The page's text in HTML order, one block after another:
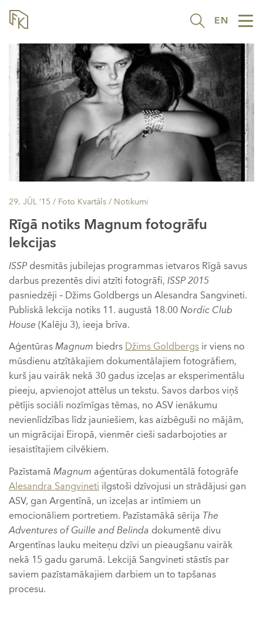
EN
29. JŪL ’15 / Foto Kvartāls / Notikumi
Rīgā notiks Magnum fotogrāfu
lekcijas
ISSP desmitās jubilejas programmas ietvaros Rīgā savus
darbus prezentēs divi atzīti fotogrāfi, ISSP 2015
pasniedzēji – Džims Goldbergs un Alesandra Sangvineti.
Publiskā lekcija notiks 11. augustā 18.00Nordic Club
House (Kalēju 3), ieeja brīva.
AģentūrasMagnum biedrsDžims Goldbergs ir viens no
mūsdienu atzītākajiem dokumentālajiem fotogrāfiem,
kurš jau vairāk nekā 30 gadus izceļas ar eksperimentālu
pieeju, apvienojot attēlus un tekstu. Savos darbos viņš
pētījis sociāli nozīmīgas tēmas, no ASV ienākumu
nevienlīdzības līdz jauniešiem, kas aizbēguši no mājām,
un migrācijai Eiropā, vienmēr cieši sadarbojoties ar
iesaistītajiem cilvēkiem.
Pazīstamā Magnum aģentūras dokumentālā fotogrāfe
Alesandra Sangvineti ilgstoši dzīvojusi un strādājusi gan
ASV, gan Argentīnā, un izceļas ar intīmiem un
emocionāliem portretiem. Pazīstamākā sērija The
Adventures of Guille and Belinda dokumentē divu
Argentīnas lauku meiteņu dzīvi un pieaugšanu vairāk
nekā 15 gadu garumā. Lekcijā Sangvineti stāstīs par
saviem pazīstamākajiem darbiem un to tapšanas
procesu.